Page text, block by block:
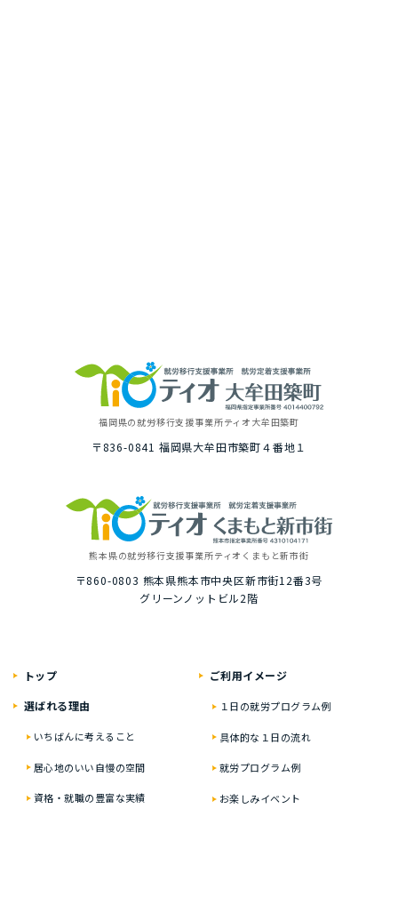
福岡県の就労移⾏⽀援事業所ティオ⼤牟⽥築町
〒836-0841 福岡県⼤牟⽥市築町４番地１
熊本県の就労移⾏⽀援事業所ティオくまもと新市街
〒860-0803 熊本県熊本市中央区新市街12番3号
グリーンノットビル2階
トップ
選ばれる理由
いちばんに考えること
居⼼地のいい⾃慢の空間
資格・就職の豊富な実績
ご利⽤イメージ
１⽇の就労プログラム例
具体的な１⽇の流れ
就労プログラム例
お楽しみイベント